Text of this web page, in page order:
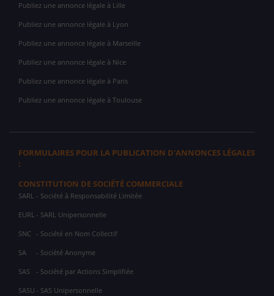
Publiez une annonce légale à Lille
Publiez une annonce légale à Lyon
Publiez une annonce légale à Marseille
Publiez une annonce légale à Nice
Publiez une annonce légale à Paris
Publiez une annonce légale à Toulouse
FORMULAIRES POUR LA PUBLICATION D'ANNONCES LÉGALES
:
CONSTITUTION DE SOCIÉTÉ COMMERCIALE
SARL - Société à Responsabilité Limitée
EURL - SARL Unipersonnelle
SNC - Société en Nom Collectif
SA - Société Anonyme
SAS - Société par Actions Simplifiée
SASU - SAS Unipersonnelle